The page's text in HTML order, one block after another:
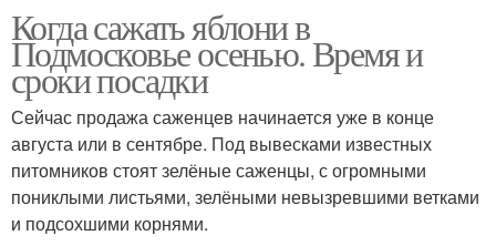
Когда сажать яблони в
Подмосковье осенью. Время и
сроки посадки
Сейчас продажа саженцев начинается уже в конце
августа или в сентябре. Под вывесками известных
питомников стоят зелёные саженцы, с огромными
пониклыми листьями, зелёными невызревшими ветками
и подсохшими корнями.